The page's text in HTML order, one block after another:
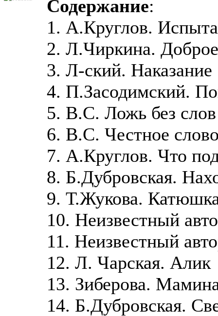
Cодержание:
1. А.Круглов.
2. Л.Чиркина.
3. Л-ский. Наказание
4. П.Засодимский.
5. В.С. Ложь без слов
6. В.С. Честное
7. А.Круглов. Что
8. Б.Дубровская.
9. Т.Жукова.
10. Неизвестный
11. Неизвестный
12. Л. Чарская. Алик
13. Зиберова.
14. Б.Дубровская.